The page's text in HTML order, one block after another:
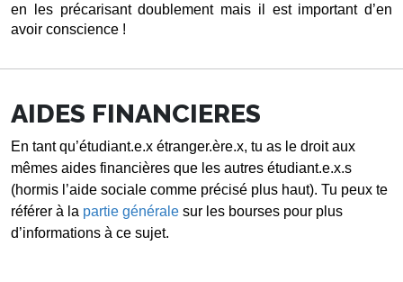
en les précarisant doublement mais il est important d’en
avoir conscience !
AIDES FINANCIERES
En tant qu’étudiant.e.x étranger.ère.x, tu as le droit aux
mêmes aides financières que les autres étudiant.e.x.s
(hormis l’aide sociale comme précisé plus haut). Tu peux te
référer à la partie générale sur les bourses pour plus
d’informations à ce sujet.